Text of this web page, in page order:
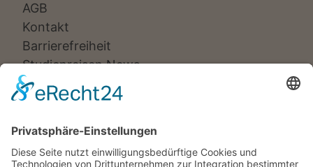
AGB
Kontakt
Barrierefreiheit
Studienreisen News
Veranstalter:
Ameropa Reisen
Bavaria Fernreisen
Berge & Meer